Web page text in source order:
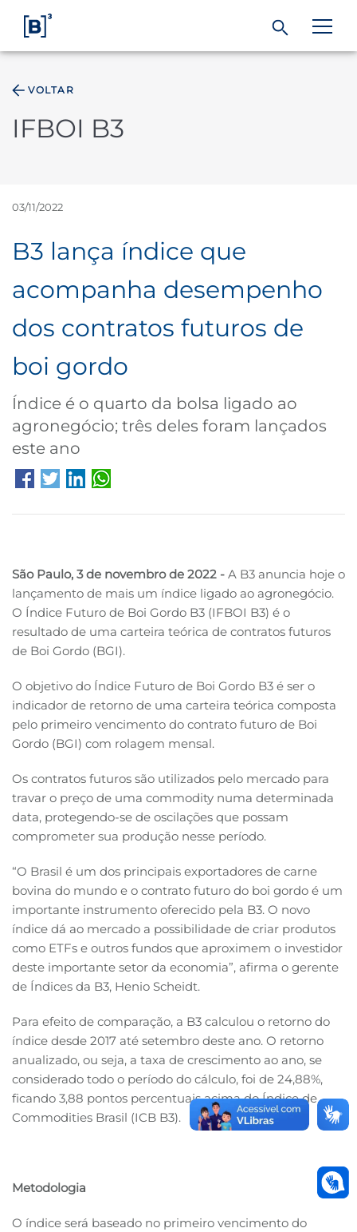
Índices
Soluções
Regulação
VOLTAR
IFBOI B3
03/11/2022
B3 lança índice que
acompanha desempenho
dos contratos futuros de
boi gordo
Índice é o quarto da bolsa ligado ao
agronegócio; três deles foram lançados
este ano
São Paulo, 3 de novembro de 2022 - A B3 anuncia hoje o
lançamento de mais um índice ligado ao agronegócio.
O Índice Futuro de Boi Gordo B3 (IFBOI B3) é o
resultado de uma carteira teórica de contratos futuros
de Boi Gordo (BGI).
O objetivo do Índice Futuro de Boi Gordo B3 é ser o
indicador de retorno de uma carteira teórica composta
pelo primeiro vencimento do contrato futuro de Boi
Gordo (BGI) com rolagem mensal.
Os contratos futuros são utilizados pelo mercado para
travar o preço de uma commodity numa determinada
data, protegendo-se de oscilações que possam
comprometer sua produção nesse período.
“O Brasil é um dos principais exportadores de carne
bovina do mundo e o contrato futuro do boi gordo é um
importante instrumento oferecido pela B3. O novo
índice dá ao mercado a possibilidade de criar produtos
como ETFs e outros fundos que aproximem o investidor
deste importante setor da economia”, afirma o gerente
de Índices da B3, Henio Scheidt.
Para efeito de comparação, a B3 calculou o retorno do
índice desde 2017 até setembro deste ano. O retorno
anualizado, ou seja, a taxa de crescimento ao ano, se
considerado todo o período do cálculo, foi de 24,88%,
ficando 3,88 pontos percentuais acima do Índice de
Commodities Brasil (ICB B3).
Metodologia
O índice será baseado no primeiro vencimento do